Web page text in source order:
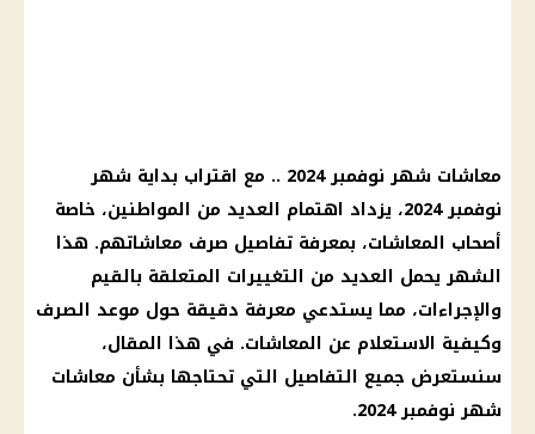
معاشات شهر نوفمبر 2024
.. مع اقتراب بداية شهر
نوفمبر 2024، يزداد اهتمام العديد من المواطنين، خاصة
أصحاب المعاشات، بمعرفة تفاصيل صرف معاشاتهم. هذا
الشهر يحمل العديد من التغييرات المتعلقة بالقيم
والإجراءات، مما يستدعي معرفة دقيقة حول موعد الصرف
وكيفية الاستعلام عن المعاشات. في هذا المقال،
سنستعرض جميع التفاصيل التي تحتاجها بشأن معاشات
شهر نوفمبر 2024
.